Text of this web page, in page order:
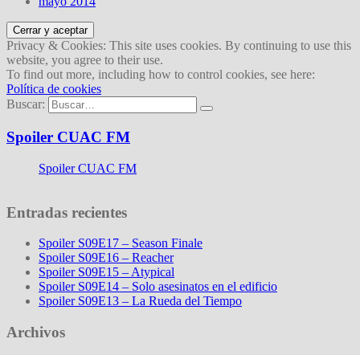
Privacy & Cookies: This site uses cookies. By continuing to use this
website, you agree to their use.
To find out more, including how to control cookies, see here:
Política de cookies
Buscar:
Spoiler CUAC FM
Spoiler CUAC FM
Entradas recientes
Spoiler S09E17 – Season Finale
Spoiler S09E16 – Reacher
Spoiler S09E15 – Atypical
Spoiler S09E14 – Solo asesinatos en el edificio
Spoiler S09E13 – La Rueda del Tiempo
Archivos